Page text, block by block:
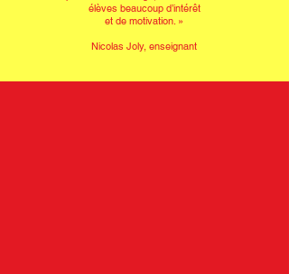
élèves beaucoup d’intérêt
et de motivation. »
Nicolas Joly, enseignant